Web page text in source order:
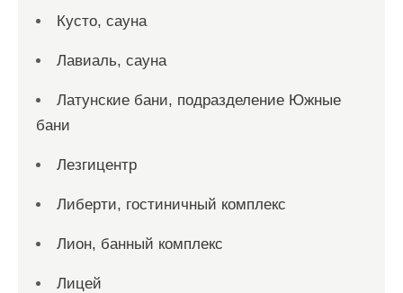
Кусто, сауна
Лавиаль, сауна
Латунские бани, подразделение Южные
бани
Лезгицентр
Либерти, гостиничный комплекс
Лион, банный комплекс
Лицей